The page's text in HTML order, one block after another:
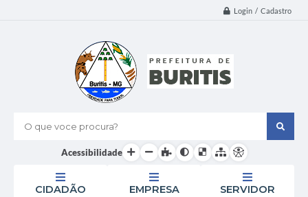
Login / Cadastro
O que voce procura?
Acessibilidade
CIDADÃO EMPRESA SERVIDOR